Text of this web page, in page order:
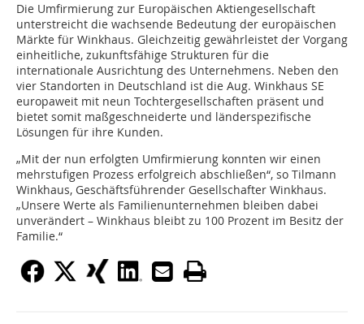
Die Umfirmierung zur Europäischen Aktiengesellschaft
unterstreicht die wachsende Bedeutung der europäischen
Märkte für Winkhaus. Gleichzeitig gewährleistet der Vorgang
einheitliche, zukunftsfähige Strukturen für die
internationale Ausrichtung des Unternehmens. Neben den
vier Standorten in Deutschland ist die Aug. Winkhaus SE
europaweit mit neun Tochtergesellschaften präsent und
bietet somit maßgeschneiderte und länderspezifische
Lösungen für ihre Kunden.
„Mit der nun erfolgten Umfirmierung konnten wir einen
mehrstufigen Prozess erfolgreich abschließen“, so Tilmann
Winkhaus, Geschäftsführender Gesellschafter Winkhaus.
„Unsere Werte als Familienunternehmen bleiben dabei
unverändert – Winkhaus bleibt zu 100 Prozent im Besitz der
Familie.“